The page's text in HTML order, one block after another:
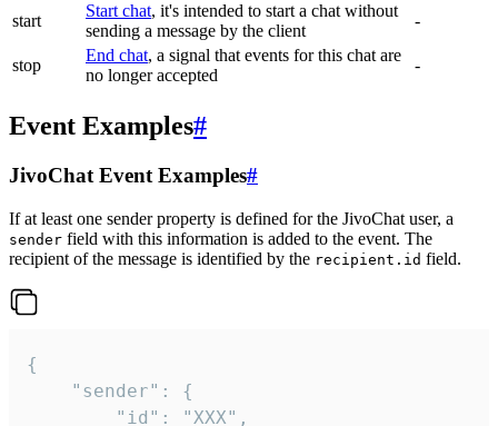
start
Start chat, it's intended to start a chat without
sending a message by the client
-
stop
End chat, a signal that events for this chat are
no longer accepted
-
Event Examples#
JivoChat Event Examples#
If at least one sender property is defined for the JivoChat user, a
sender field with this information is added to the event. The
recipient of the message is identified by the recipient.id field.
{